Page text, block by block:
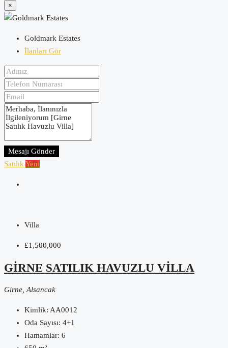
×
Goldmark Estates
İlanları Gör
Mesajı Gönder
Satılık Yeni
Villa
£1,500,000
GIRNE SATILIK HAVUZLU VILLA
Girne, Alsancak
Kimlik: AA0012
Oda Sayısı: 4+1
Hamamlar: 6